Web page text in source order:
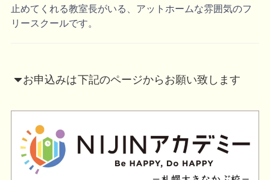
止めてくれる教室長がいる、アットホームな雰囲気のフ
リースクールです。
お申込みは下記のページからお願い致します